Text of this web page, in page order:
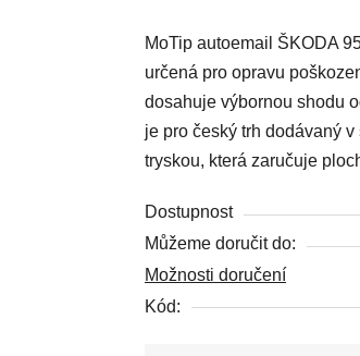
je
0,0
z
5
hvězdiček.
MoTip autoemail ŠKODA
určená pro opravu
dosahuje výbornou shodu
je pro český trh dodávaný
tryskou, která zaručuje
Dostupnost
Můžeme doručit do:
Možnosti doručení
Kód: